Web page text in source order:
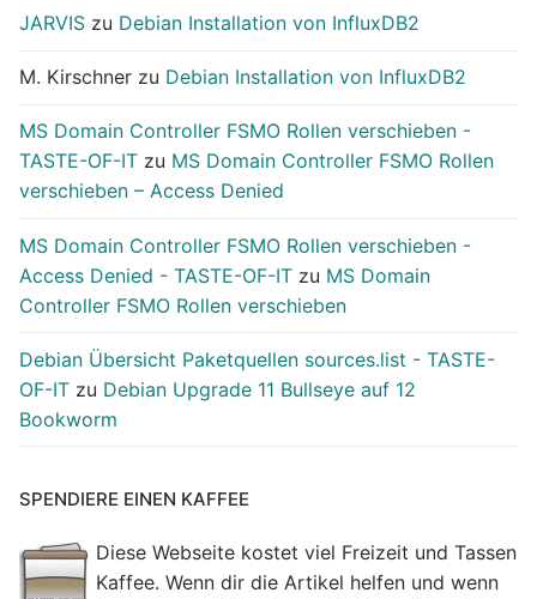
JARVIS zu Debian Installation von InfluxDB2
M. Kirschner zu Debian Installation von InfluxDB2
MS Domain Controller FSMO Rollen verschieben -
TASTE-OF-IT zu MS Domain Controller FSMO Rollen
verschieben – Access Denied
MS Domain Controller FSMO Rollen verschieben -
Access Denied - TASTE-OF-IT zu MS Domain
Controller FSMO Rollen verschieben
Debian Übersicht Paketquellen sources.list - TASTE-
OF-IT zu Debian Upgrade 11 Bullseye auf 12
Bookworm
SPENDIERE EINEN KAFFEE
Diese Webseite kostet viel Freizeit und Tassen
Kaffee. Wenn dir die Artikel helfen und wenn